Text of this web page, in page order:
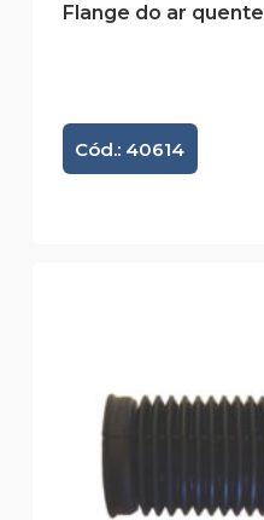
Flange do ar quente
Cód.: 40614